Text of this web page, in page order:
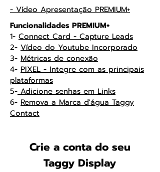
- Vídeo Apresentação PREMIUM+
Funcionalidades PREMIUM+
1- Connect Card - Capture Leads
2- Vídeo do Youtube Incorporado
3- Métricas de conexão
4- PIXEL - Integre com as principais
plataformas
5- Adicione senhas em Links
6- Remova a Marca d'água Taggy
Contact
Crie a conta do seu
Taggy Display